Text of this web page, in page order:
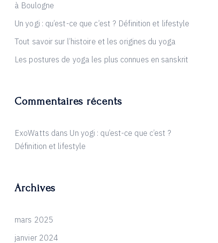
à Boulogne
Un yogi : qu’est-ce que c’est ? Définition et lifestyle
Tout savoir sur l’histoire et les origines du yoga
Les postures de yoga les plus connues en sanskrit
Commentaires récents
ExoWatts dans Un yogi : qu’est-ce que c’est ?
Définition et lifestyle
Archives
mars 2025
janvier 2024